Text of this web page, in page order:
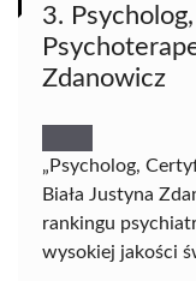
3.
Zdanowicz
„Psycholog,
Biała Justyna
rankingu
wysokiej jakości